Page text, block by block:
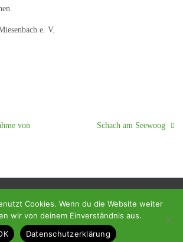
e. V.
von
Schach am Seewoog
Homepage des SC Ramstein-Miesenbach
Tempera
Cookies. Wenn du die Website weiter
wir von deinem Einverständnis aus.
Datenschutzerklärung